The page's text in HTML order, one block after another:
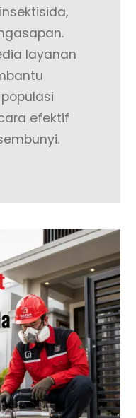
layanan
efektif